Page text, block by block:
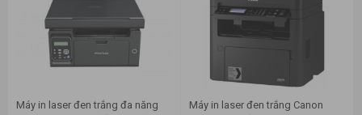
Máy in laser đen trắng đa năng
Máy in laser đen trắng Canon